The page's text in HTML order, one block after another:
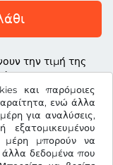
και παρόμοιες
ενώ άλλα
για αναλύσεις,
μέρη μπορούν να
άλλα δεδομένα που
την τιμή της
ΦΠΑ